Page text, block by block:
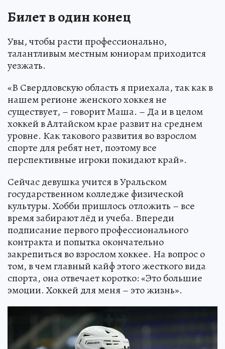
Билет в один конец
Увы, чтобы расти профессионально,
талантливым местным юниорам приходится
уезжать.
«В Свердловскую область я приехала, так как в
нашем регионе женского хоккея не
существует, – говорит Маша. – Да и в целом
хоккей в Алтайском крае развит на среднем
уровне. Как такового развития во взрослом
спорте для ребят нет, поэтому все
перспективные игроки покидают край».
Сейчас девушка учится в Уральском
государственном колледже физической
культуры. Хобби пришлось отложить – все
время забирают лёд и учеба. Впереди
подписание первого профессионального
контракта и попытка окончательно
закрепиться во взрослом хоккее. На вопрос о
том, в чем главный кайф этого жесткого вида
спорта, она отвечает коротко: «Это большие
эмоции. Хоккей для меня – это жизнь».